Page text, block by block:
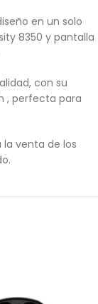
en un solo
8350 y pantalla
con su
, perfecta para
la venta de los